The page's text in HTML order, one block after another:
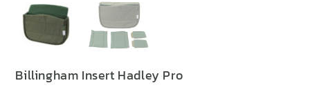
Billingham Insert Hadley Pro